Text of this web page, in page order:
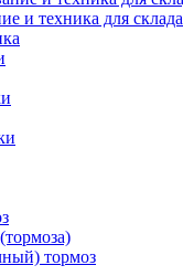
и техника для склада
тормоз